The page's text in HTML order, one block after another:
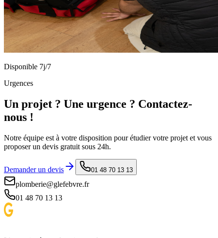
Disponible 7j/7
Urgences
Un projet ? Une urgence ? Contactez-
nous !
Notre équipe est à votre disposition pour étudier votre projet et vous
proposer un devis gratuit sous 24h.
Demander un devis 01 48 70 13 13
plomberie@glefebvre.fr
01 48 70 13 13